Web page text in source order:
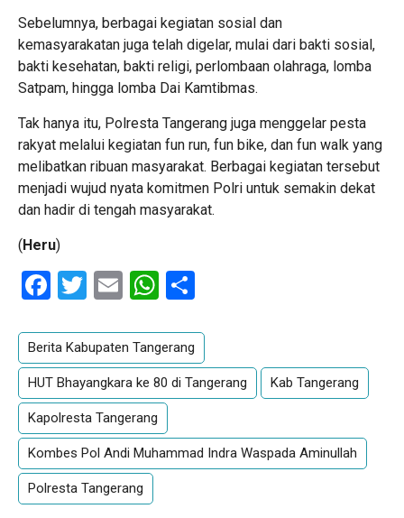
Sebelumnya, berbagai kegiatan sosial dan
kemasyarakatan juga telah digelar, mulai dari bakti sosial,
bakti kesehatan, bakti religi, perlombaan olahraga, lomba
Satpam, hingga lomba Dai Kamtibmas.
Tak hanya itu, Polresta Tangerang juga menggelar pesta
rakyat melalui kegiatan fun run, fun bike, dan fun walk yang
melibatkan ribuan masyarakat. Berbagai kegiatan tersebut
menjadi wujud nyata komitmen Polri untuk semakin dekat
dan hadir di tengah masyarakat.
(Heru)
Facebook
Twitter
EmailWhatsApp
Berita Kabupaten Tangerang
HUT Bhayangkara ke 80 di Tangerang Kab Tangerang
Kapolresta Tangerang
Kombes Pol Andi Muhammad Indra Waspada Aminullah
Polresta Tangerang